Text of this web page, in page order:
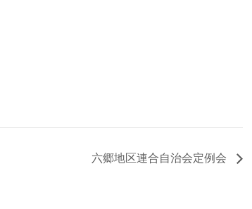
六郷地区連合自治会定例会